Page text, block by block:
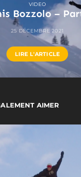
VIDEO
Bozzolo –
25 DÉCEMBRE 2021
LIRE L'ARTICLE
AIMER